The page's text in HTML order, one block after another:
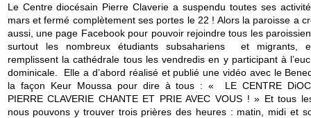
Le Centre diocésain Pierre Claverie a suspendu toutes ses
mars et fermé complètement ses portes le 22 ! Alors la paroisse a
aussi, une page Facebook pour pouvoir rejoindre tous les
surtout les nombreux étudiants subsahariens et migrants,
remplissent la cathédrale tous les vendredis en y participant à
dominicale. Elle a d’abord réalisé et publié une vidéo avec le
la façon Keur Moussa pour dire à tous : « LE CENTRE
PIERRE CLAVERIE CHANTE ET PRIE AVEC VOUS ! » Et tous
nous pouvons y trouver trois prières des heures : matin, midi et